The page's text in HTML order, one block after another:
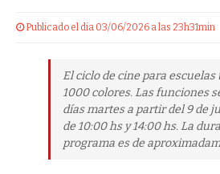
Publicado el dia 03/06/2026 a las 23h31min
El ciclo de cine para
1000 colores. Las funciones
días martes a partir del 9 de
de 10:00 hs y 14:00 hs. La
programa es de